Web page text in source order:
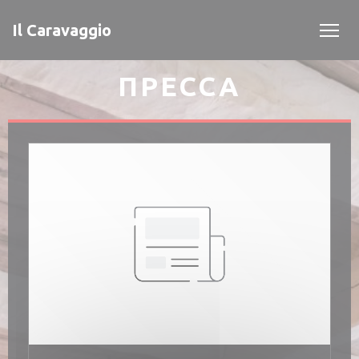
Il Caravaggio
ПРЕССА